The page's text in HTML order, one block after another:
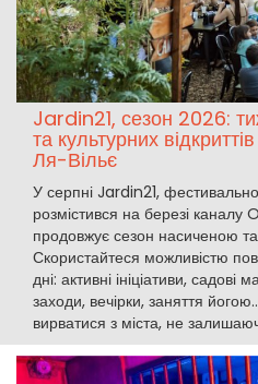
Jardin21, сезон 2026:
та культурних
Ля-Вільє
У серпні Jardin21,
розмістився на березі каналу
продовжує сезон насиченою
Скористайтеся можливістю
дні: активні ініціативи,
заходи, вечірки, заняття
вирватися з міста, не